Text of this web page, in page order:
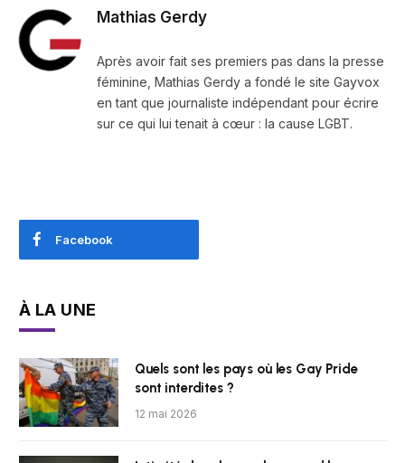
Mathias Gerdy
Après avoir fait ses premiers pas dans la presse
féminine, Mathias Gerdy a fondé le site Gayvox
en tant que journaliste indépendant pour écrire
sur ce qui lui tenait à cœur : la cause LGBT.
Facebook
À LA UNE
Quels sont les pays où les Gay Pride
sont interdites ?
12 mai 2026